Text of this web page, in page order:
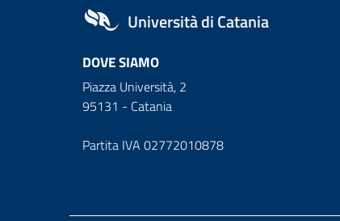
Università di Catania
DOVE SIAMO
Piazza Università, 2
95131 - Catania
Partita IVA 02772010878